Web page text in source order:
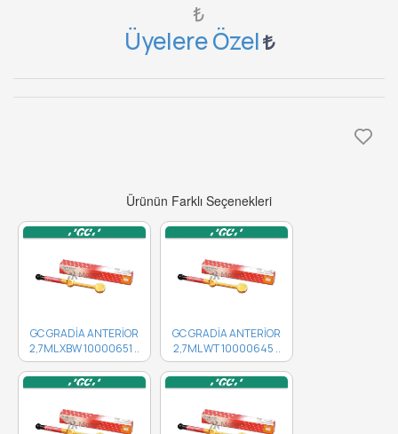
₺
Üyelere Özel
Ürünün Farklı Seçenekleri
GC GRADİA ANTERİOR
2,7ML XBW 10000651 ..
GC GRADİA ANTERİOR
2,7ML WT 10000645 ..